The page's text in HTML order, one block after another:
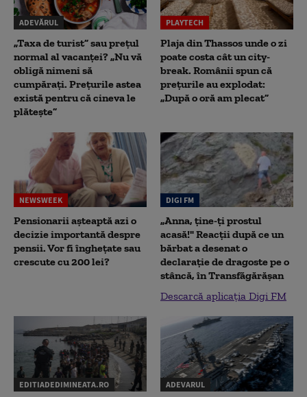
ADEVĂRUL
„Taxa de turist” sau prețul
normal al vacanței? „Nu vă
obligă nimeni să
cumpărați. Prețurile astea
există pentru că cineva le
plătește”
PLAYTECH
Plaja din Thassos unde o zi
poate costa cât un city-
break. Românii spun că
prețurile au explodat:
„După o oră am plecat”
NEWSWEEK
Pensionarii așteaptă azi o
decizie importantă despre
pensii. Vor fi înghețate sau
crescute cu 200 lei?
DIGI FM
„Anna, ţine-ţi prostul
acasă!" Reacţii după ce un
bărbat a desenat o
declaraţie de dragoste pe o
stâncă, în Transfăgărăşan
Descarcă aplicația Digi FM
EDITIADEDIMINEATA.RO ADEVARUL